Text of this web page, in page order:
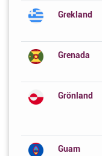
Grekland
Grenada
Grönland
Guam